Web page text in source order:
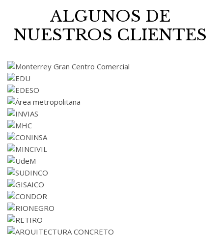
ALGUNOS DE
NUESTROS CLIENTES